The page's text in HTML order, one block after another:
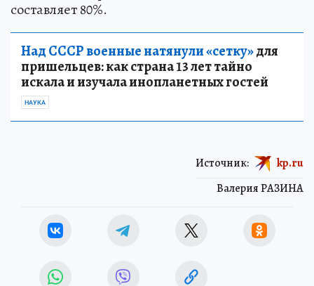
составляет 80%.
Над СССР военные натянули «сетку»для
пришельцев: как страна 13 лет тайно
искала и изучала инопланетных гостей
НАУКА
Валерия РАЗИНА
Источник: kp.ru